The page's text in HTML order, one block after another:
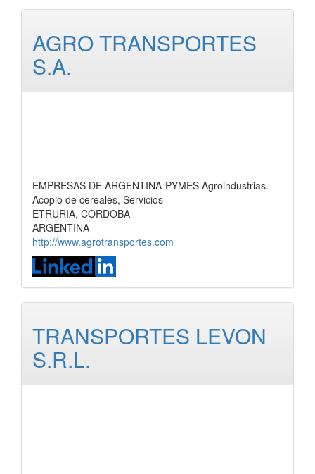
AGRO TRANSPORTES
S.A.
EMPRESAS DE ARGENTINA-PYMES Agroindustrias.
Acopio de cereales, Servicios
ETRURIA, CORDOBA
ARGENTINA
http://www.agrotransportes.com
TRANSPORTES LEVON
S.R.L.